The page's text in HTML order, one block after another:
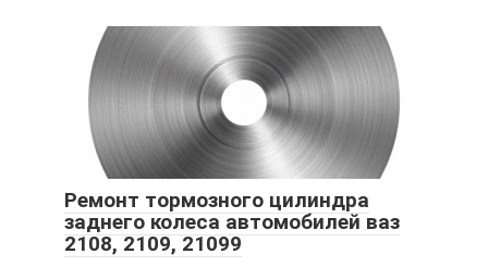
Ремонт тормозного цилиндра
заднего колеса автомобилей ваз
2108, 2109, 21099